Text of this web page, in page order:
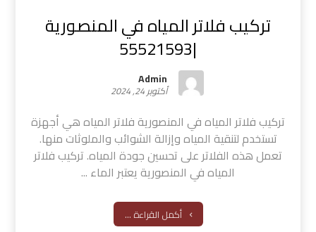
تركيب فلاتر المياه في المنصورية
|55521593
Admin
أكتوبر 24, 2024
تركيب فلاتر المياه في المنصورية فلاتر المياه هي أجهزة
تستخدم لتنقية المياه وإزالة الشوائب والملوثات منها.
تعمل هذه الفلاتر على تحسين جودة المياه. تركيب فلاتر
المياه في المنصورية يعتبر الماء ...
أكمل القراءة ...